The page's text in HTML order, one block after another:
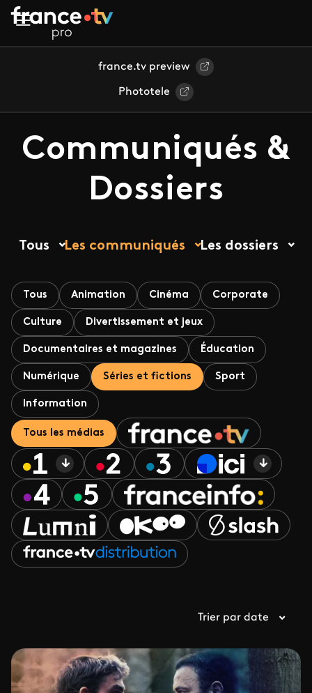
Aller au contenu principal
france.tv preview
Phototele
Communiqués &
Dossiers
Tous Les communiqués Les dossiers
Tous Animation Cinéma Corporate
Culture Divertissement et jeux
Documentaires et magazines Éducation
Numérique Séries et fictions Sport
Information
Tous les médias
Trier par date